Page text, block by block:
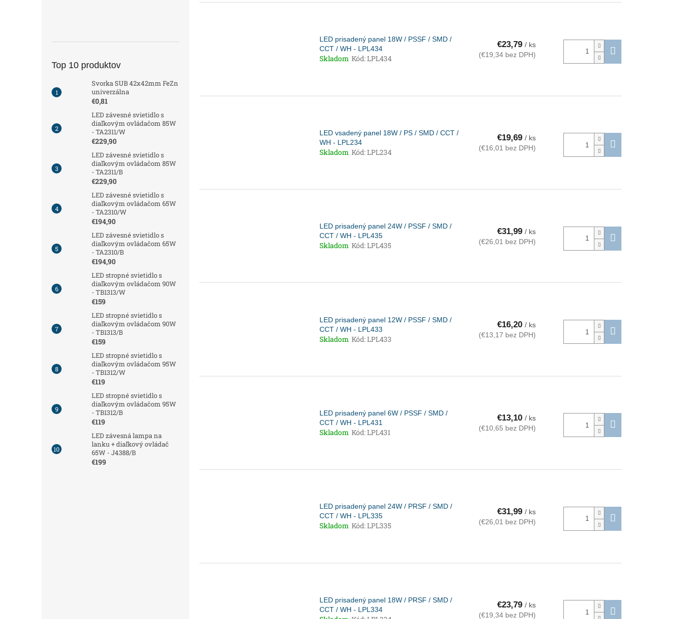
Top 10 produktov
Svorka SUB 42x42mm FeZn
univerzálna
€0,81
LED závesné svietidlo s
diaľkovým ovládačom 85W
- TA2311/W
€229,90
LED závesné svietidlo s
diaľkovým ovládačom 85W
- TA2311/B
€229,90
LED závesné svietidlo s
diaľkovým ovládačom 65W
- TA2310/W
€194,90
LED závesné svietidlo s
diaľkovým ovládačom 65W
- TA2310/B
€194,90
LED stropné svietidlo s
diaľkovým ovládačom 90W
- TB1313/W
€159
LED stropné svietidlo s
diaľkovým ovládačom 90W
- TB1313/B
€159
LED stropné svietidlo s
diaľkovým ovládačom 95W
- TB1312/W
€119
LED stropné svietidlo s
diaľkovým ovládačom 95W
- TB1312/B
€119
LED závesná lampa na
lanku + diaľkový ovládač
65W - J4388/B
€199
LED prisadený panel 18W / PSSF / SMD /
CCT / WH - LPL434
Skladom Kód:LPL434
€23,79/ ks
(€19,34 bez DPH)
LED vsadený panel 18W / PS / SMD / CCT /
WH - LPL234
Skladom Kód:LPL234
€19,69/ ks
(€16,01 bez DPH)
LED prisadený panel 24W / PSSF / SMD /
CCT / WH - LPL435
Skladom Kód:LPL435
€31,99/ ks
(€26,01 bez DPH)
LED prisadený panel 12W / PSSF / SMD /
CCT / WH - LPL433
Skladom Kód:LPL433
€16,20/ ks
(€13,17 bez DPH)
LED prisadený panel 6W / PSSF / SMD /
CCT / WH - LPL431
Skladom Kód:LPL431
€13,10/ ks
(€10,65 bez DPH)
LED prisadený panel 24W / PRSF / SMD /
CCT / WH - LPL335
Skladom Kód:LPL335
€31,99/ ks
(€26,01 bez DPH)
LED prisadený panel 18W / PRSF / SMD /
CCT / WH - LPL334
€23,79/ ks
(€19,34 bez DPH)